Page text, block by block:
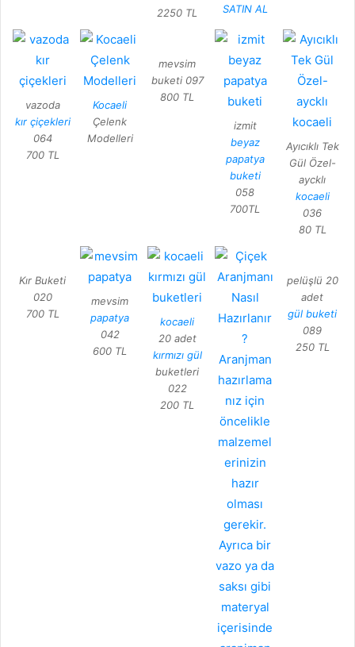
2250 TL
SATIN AL
vazoda
kır çiçekleri
064
700 TL
Kocaeli
Çelenk
Modelleri
mevsim
buketi 097
800 TL
izmit
beyaz
papatya
buketi
058
700TL
Ayıcıklı Tek
Gül Özel-
aycklı
kocaeli
036
80 TL
Kır Buketi
020
700 TL
mevsim
papatya
042
600 TL
kocaeli
20 adet
kırmızı gül
buketleri
022
200 TL
pelüşlü 20
adet
gül buketi
089
250 TL